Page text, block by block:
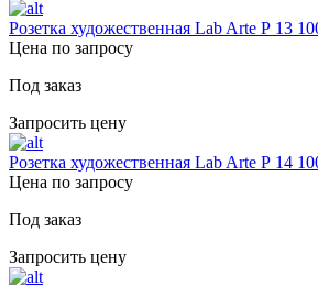
Розетка художественная Lab Arte Р 13
Цена по запросу
Под заказ
Запросить цену
Розетка художественная Lab Arte Р 14
Цена по запросу
Под заказ
Запросить цену